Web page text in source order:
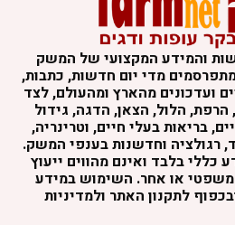
והמידע המקצועי של המשק
מדי יום חדשות, כתבות,
ועדכונים מהארץ ומהעולם, לצד
הרפת, הלול, הצאן, הדגה, גידול
בריאות בעלי חיים, וטרינריה,
רגולציה וחדשנות בענפי המשק.
כללי בלבד ואינם מהווים ייעוץ
משפטי או אחר. השימוש במידע
לתקנון האתר ולמדיניות